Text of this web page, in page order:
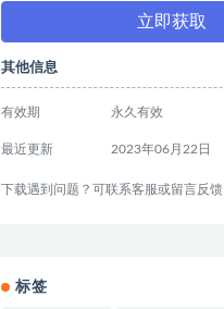
立即获取
其他信息
有效期 永久有效
最近更新 2023年06月22日
下载遇到问题？可联系客服或留言反馈
标签